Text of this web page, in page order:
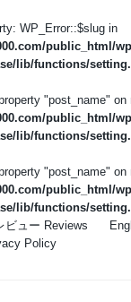
WP_Error::$slug in
public_html/
lib/functions/
"post_name" on
public_html/
lib/functions/
"post_name" on
public_html/
lib/functions/
ビュー Reviews
Policy